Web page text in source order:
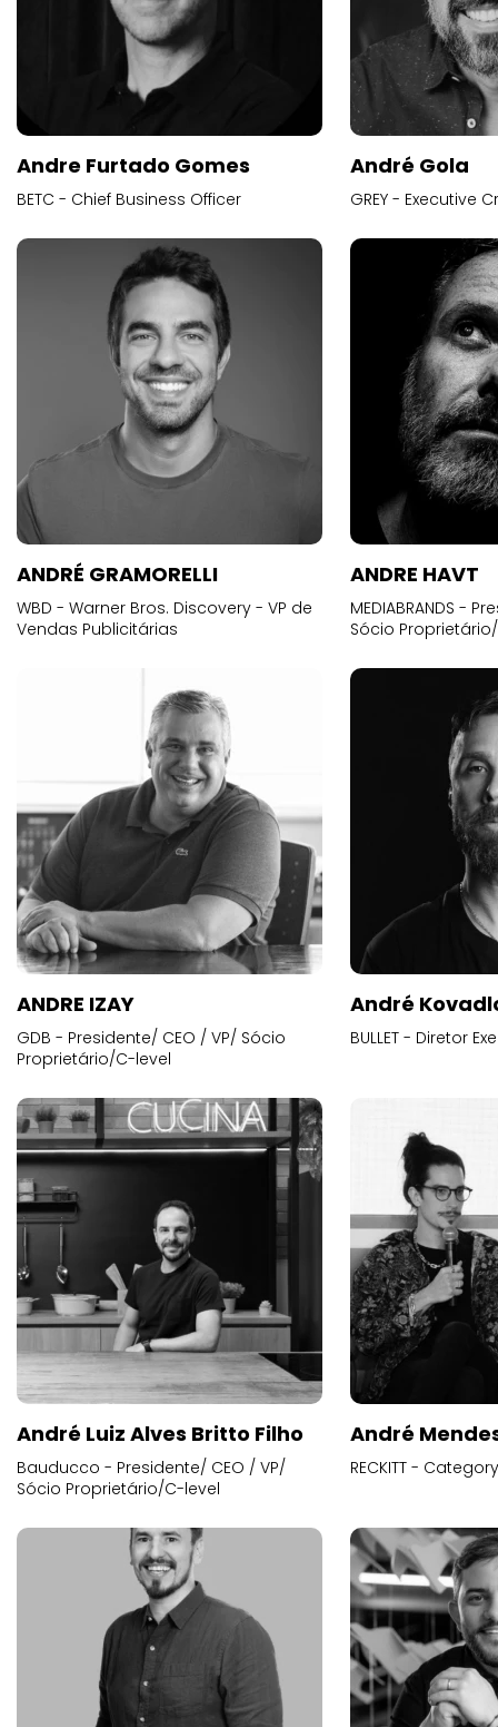
Andre Furtado Gomes
BETC - Chief Business Officer
André Gola
GREY - Executive
ANDRÉ GRAMORELLI
WBD - Warner Bros. Discovery - VP de
Vendas Publicitárias
ANDRE HAVT
MEDIABRANDS -
Sócio
ANDRE IZAY
GDB - Presidente/ CEO / VP/ Sócio
Proprietário/C-level
André
BULLET - Diretor
André Luiz Alves Britto Filho
Bauducco - Presidente/ CEO / VP/
Sócio Proprietário/C-level
André
RECKITT -